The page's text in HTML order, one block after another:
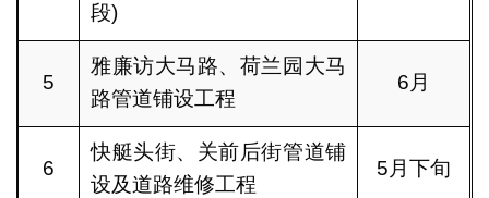
段)
5
雅廉访大马路、荷兰园大马
路管道铺设工程
6月
6
快艇头街、关前后街管道铺
设及道路维修工程
5月下旬